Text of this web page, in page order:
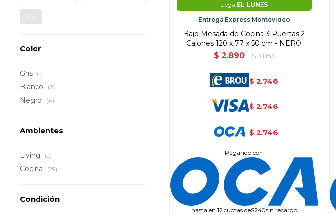
Llega EL LUNES
Entrega Express Montevideo
Bajo Mesada de Cocina 3 Puertas 2
Cajones 120 x 77 x 50 cm - NERO
$ 2.890 $ 3.853
$ 2.746
$ 2.746
$ 2.746
Pagando con
hasta en 12 cuotas de$240sin recargo
OK
Color
Gris (1)
Blanco (2)
Negro (4)
Ambientes
Living (2)
Cocina (29)
Condición